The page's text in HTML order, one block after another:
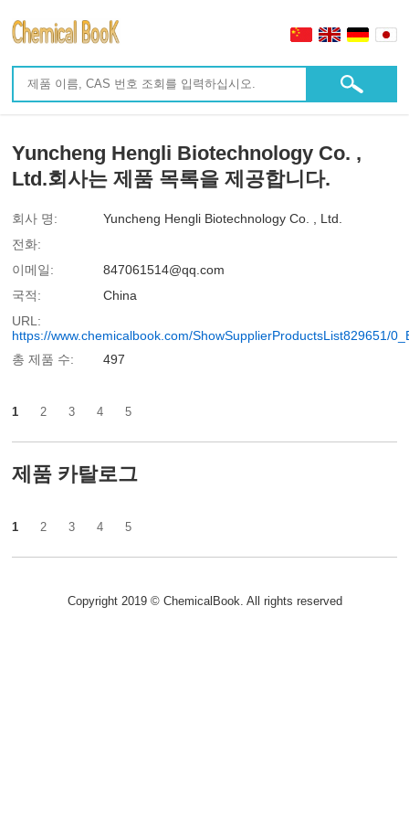
Yuncheng Hengli Biotechnology Co. ,
Ltd.회사는 제품 목록을 제공합니다.
회사 명:
Yuncheng Hengli Biotechnology Co. , Ltd.
전화:
이메일:
847061514@qq.com
국적:
China
URL:
https://www.chemicalbook.com/ShowSupplierProductsList829651/
총 제품 수:
497
1 2 3 4 5
제품 카탈로그
1 2 3 4 5
Copyright 2019 © ChemicalBook. All rights reserved